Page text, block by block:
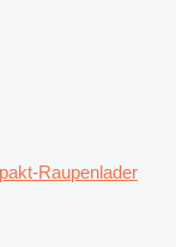
Raupenlader